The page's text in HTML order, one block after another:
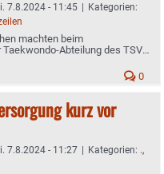
7.8.2024 - 11:45 | Kategorien:
machten beim
Taekwondo-Abteilung des TSV
0
kurz vor
7.8.2024 - 11:27 | Kategorien: .,